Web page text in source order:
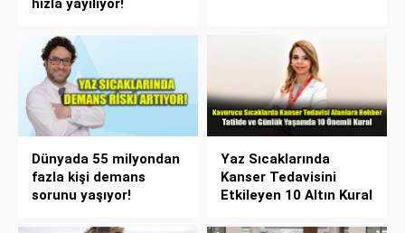
hızla yayılıyor!
Dünyada 55 milyondan
fazla kişi demans
sorunu yaşıyor!
Yaz Sıcaklarında
Kanser Tedavisini
Etkileyen 10 Altın Kural